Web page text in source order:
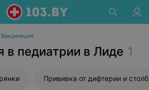
Вакцинация
в педиатрии в Лиде 1